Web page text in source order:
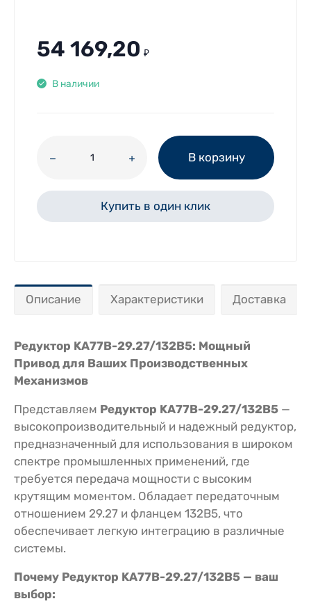
54 169,20 ₽
В наличии
В корзину
Купить в один клик
Описание Характеристики Доставка
Редуктор KA77B-29.27/132В5: Мощный
Привод для Ваших Производственных
Механизмов
Представляем Редуктор KA77B-29.27/132В5 —
высокопроизводительный и надежный редуктор,
предназначенный для использования в широком
спектре промышленных применений, где
требуется передача мощности с высоким
крутящим моментом. Обладает передаточным
отношением 29.27 и фланцем 132В5, что
обеспечивает легкую интеграцию в различные
системы.
Почему Редуктор KA77B-29.27/132В5 — ваш
выбор: